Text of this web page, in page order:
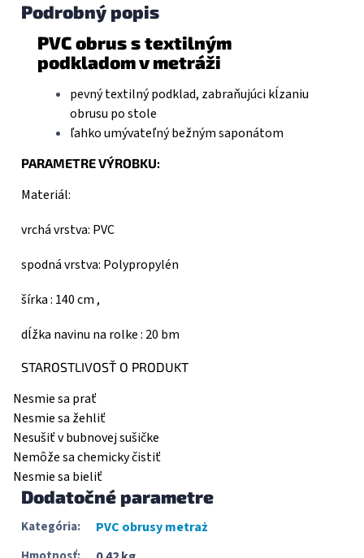
Podrobný popis
PVC obrus s textilným
podkladom v metráži
pevný textilný podklad, zabraňujúci kĺzaniu
obrusu po stole
ľahko umývateľný bežným saponátom
PARAMETRE VÝROBKU:
Materiál:
vrchá vrstva: PVC
spodná vrstva: Polypropylén
šírka : 140 cm ,
dĺžka navinu na rolke : 20 bm
STAROSTLIVOSŤ O PRODUKT
Nesmie sa prať
Nesmie sa žehliť
Nesušiť v bubnovej sušičke
Nemôže sa chemicky čistiť
Nesmie sa bieliť
Dodatočné parametre
Kategória: PVC obrusy metraż